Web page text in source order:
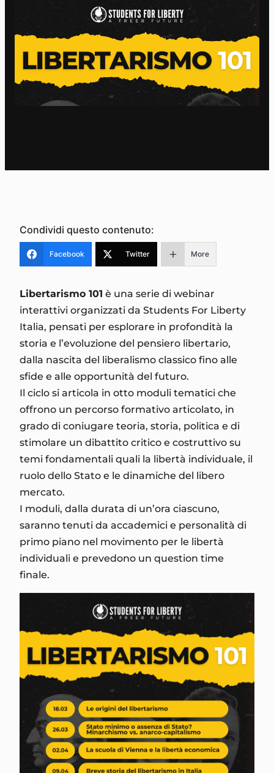
Condividi questo contenuto:
Facebook Twitter More
Libertarismo 101 è una serie di webinar
interattivi organizzati da Students For Liberty
Italia, pensati per esplorare in profondità la
storia e l’evoluzione del pensiero libertario,
dalla nascita del liberalismo classico fino alle
sfide e alle opportunità del futuro.
Il ciclo si articola in otto moduli tematici che
offrono un percorso formativo articolato, in
grado di coniugare teoria, storia, politica e di
stimolare un dibattito critico e costruttivo su
temi fondamentali quali la libertà individuale, il
ruolo dello Stato e le dinamiche del libero
mercato.
I moduli, dalla durata di un’ora ciascuno,
saranno tenuti da accademici e personalità di
primo piano nel movimento per le libertà
individuali e prevedono un question time
finale.